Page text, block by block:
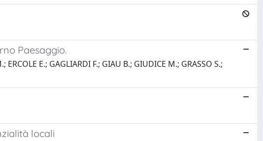
Paesaggio.
E.; GAGLIARDI F.; GIAU B.; GIUDICE M.; GRASSO S.;
locali